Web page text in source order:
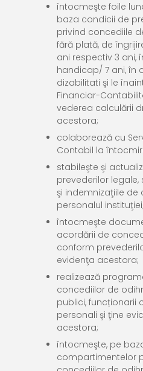
întocmeşte foile
baza condicii de
privind concediile
fără plată, de
ani respectiv 3 ani,
handicap/ 7 ani, în
dizabilitati şi le
Financiar-
vederea calculării
acestora;
colaborează cu
Contabil la
stabileşte şi
prevederilor
şi indemnizaţiile
personalul instituţiei;
întocmeşte
acordării de
conform
evidenţa acestora;
realizează
concediilor de
publici, funcționarii
personali şi ţine
acestora;
întocmeşte, pe
compartimentelor